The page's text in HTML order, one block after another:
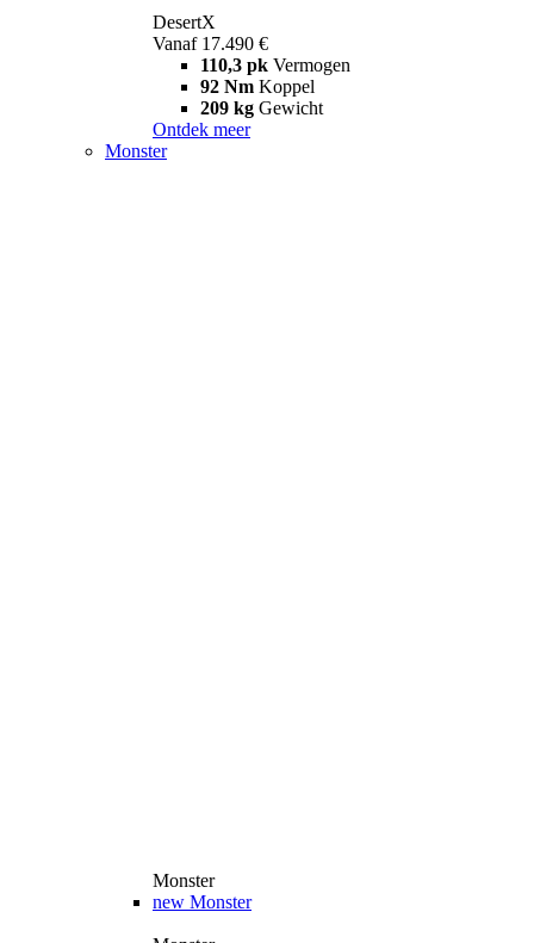
DesertX
Vanaf 17.490 €
110,3 pk Vermogen
92 Nm Koppel
209 kg Gewicht
Ontdek meer
Monster
Monster
new Monster